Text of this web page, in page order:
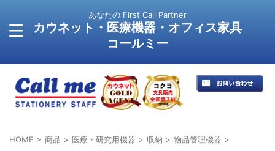
あなたの First Call Partner
カウネット・医療機器・オフィス家具
コールミー
HOME > 商品 > 医療・研究用機器 > 収納 > 物品管理機器 >